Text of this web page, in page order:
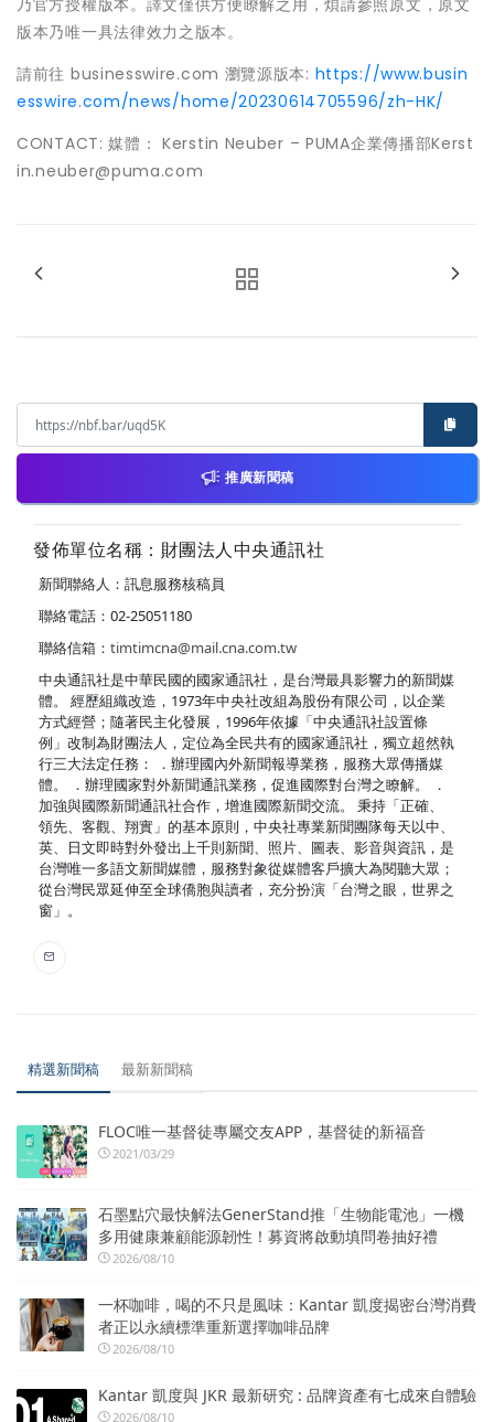
乃官方授權版本。譯文僅供方便瞭解之用，煩請參照原文，原文
版本乃唯一具法律效力之版本。
請前往 businesswire.com 瀏覽源版本: https://www.busin
esswire.com/news/home/20230614705596/zh-HK/
CONTACT: 媒體： Kerstin Neuber – PUMA企業傳播部Kerst
in.neuber@puma.com
推廣新聞稿
發佈單位名稱：財團法人中央通訊社
新聞聯絡人：訊息服務核稿員
聯絡電話：02-25051180
聯絡信箱： timtimcna@mail.cna.com.tw
中央通訊社是中華民國的國家通訊社，是台灣最具影響力的新聞媒
體。 經歷組織改造，1973年中央社改組為股份有限公司，以企業
方式經營；隨著民主化發展，1996年依據「中央通訊社設置條
例」改制為財團法人，定位為全民共有的國家通訊社，獨立超然執
行三大法定任務： ．辦理國內外新聞報導業務，服務大眾傳播媒
體。 ．辦理國家對外新聞通訊業務，促進國際對台灣之瞭解。 ．
加強與國際新聞通訊社合作，增進國際新聞交流。 秉持「正確、
領先、客觀、翔實」的基本原則，中央社專業新聞團隊每天以中、
英、日文即時對外發出上千則新聞、照片、圖表、影音與資訊，是
台灣唯一多語文新聞媒體，服務對象從媒體客戶擴大為閱聽大眾；
從台灣民眾延伸至全球僑胞與讀者，充分扮演「台灣之眼，世界之
窗」。
精選新聞稿 最新新聞稿
FLOC唯一基督徒專屬交友APP，基督徒的新福音
2021/03/29
石墨點穴最快解法GenerStand推「生物能電池」一機
多用健康兼顧能源韌性！募資將啟動填問卷抽好禮
2026/08/10
一杯咖啡，喝的不只是風味：Kantar 凱度揭密台灣消費
者正以永續標準重新選擇咖啡品牌
2026/08/10
Kantar 凱度與 JKR 最新研究 : 品牌資產有七成來自體驗
2026/08/10